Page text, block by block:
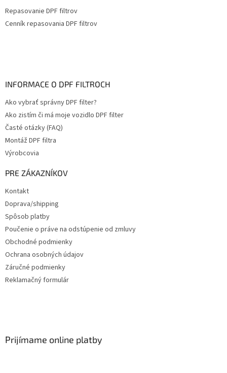
Repasovanie DPF filtrov
Cenník repasovania DPF filtrov
INFORMACE O DPF FILTROCH
Ako vybrať správny DPF filter?
Ako zistím či má moje vozidlo DPF filter
Časté otázky (FAQ)
Montáž DPF filtra
Výrobcovia
PRE ZÁKAZNÍKOV
Kontakt
Doprava/shipping
Spôsob platby
Poučenie o práve na odstúpenie od zmluvy
Obchodné podmienky
Ochrana osobných údajov
Záručné podmienky
Reklamačný formulár
Prijímame online platby